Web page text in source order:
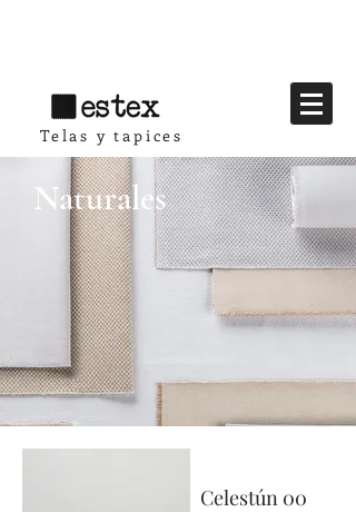
Telas y tapices
Naturales
Celestún 00